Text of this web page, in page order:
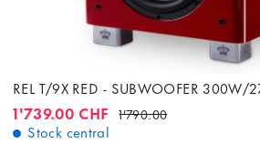
REL T/9X RED - SUBWOOFER 300W/
1'739.00 CHF 1'790.00
Stock central